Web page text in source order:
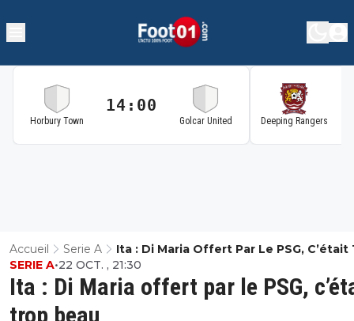
Horbury Town
14:00
Golcar United Deeping Rangers
Accueil Serie A
Ita : Di Maria Offert Par Le PSG, C’était
Beau
Ita : Di Maria offert par le PSG,
trop beau
SERIE A•22 OCT. , 21:30